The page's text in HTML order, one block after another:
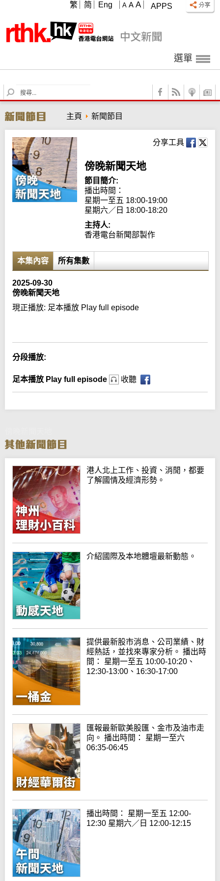
APPS
A A A
繁 简 Eng
選單
S
e
r
c
h
主頁 新聞節目
分享工具
傍晚新聞天地
節目簡介:
播出時間：
星期一至五 18:00-19:00
星期六／日 18:00-18:20
主持人:
香港電台新聞部製作
本集內容 所有集數
2025-09-30
傍晚新聞天地
現正播放: 足本播放 Play full episode
分段播放:
足本播放 Play full episode 收聽
港人北上工作、投資、消閒，都要
了解國情及經濟形勢。
介紹國際及本地體壇最新動態。
提供最新股市消息、公司業績、財
經熱話，並找來專家分析。 播出時
間： 星期一至五 10:00-10:20、
12:30-13:00、16:30-17:00
匯報最新歐美股匯、金市及油市走
向。 播出時間： 星期一至六
06:35-06:45
播出時間： 星期一至五 12:00-
12:30 星期六／日 12:00-12:15